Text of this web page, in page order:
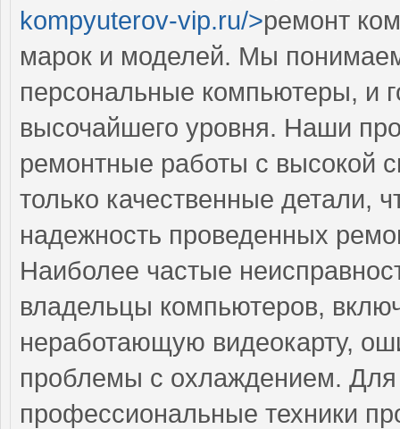
kompyuterov-vip.ru/>ремонт
марок и моделей. Мы
персональные компьютеры, и
высочайшего уровня. Наши
ремонтные работы с высокой
только качественные детали,
надежность проведенных
Наиболее частые
владельцы компьютеров,
неработающую видеокарту,
проблемы с охлаждением. Для
профессиональные техники